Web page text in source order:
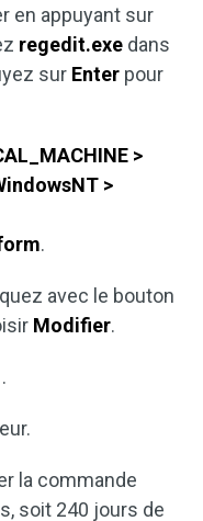
en appuyant sur
regedit.exe dans
sur Enter pour
>
>
.
avec le bouton
Modifier.
la commande
soit 240 jours de